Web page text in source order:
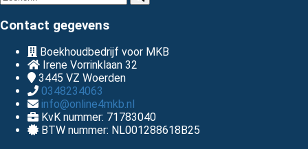
Contact gegevens
Boekhoudbedrijf voor MKB
Irene Vorrinklaan 32
3445 VZ Woerden
0348234063
info@online4mkb.nl
KvK nummer: 71783040
BTW nummer: NL001288618B25